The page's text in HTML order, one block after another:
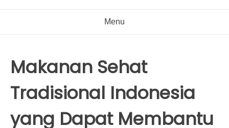
Menu
Makanan Sehat
Tradisional Indonesia
yang Dapat Membantu